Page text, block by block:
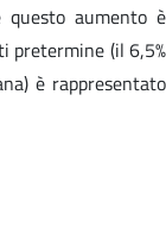
aumento è
pretermine (il 6,5%
è rappresentato